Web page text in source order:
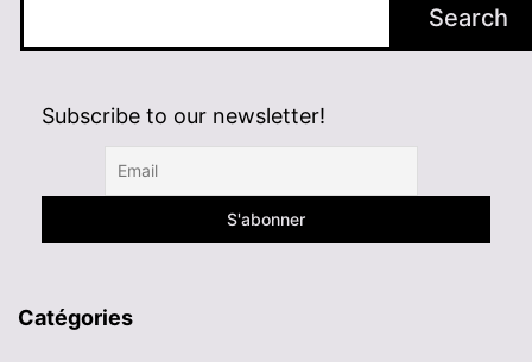
Search
Subscribe to our newsletter!
Catégories